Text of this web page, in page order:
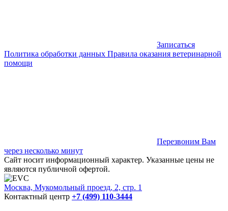
Записаться
Политика обработки данных Правила оказания ветеринарной
помощи
Перезвоним Вам
через несколько минут
Сайт носит информационный характер. Указанные цены не
являются публичной офертой.
Москва, Мукомольный проезд, 2, стр. 1
Контактный центр +7 (499) 110-3444